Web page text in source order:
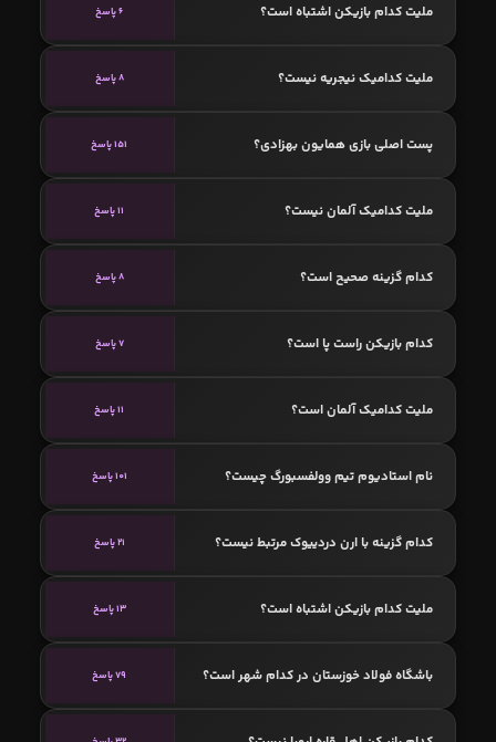
ملیت کدام بازیکن اشتباه است؟ 6 پاسخ
ملیت کدامیک نیجریه نیست؟ 8 پاسخ
پست اصلی بازی همایون بهزادی؟ 151 پاسخ
ملیت کدامیک آلمان نیست؟ 11 پاسخ
کدام گزینه صحیح است؟ 8 پاسخ
کدام بازیکن راست پا است؟ 7 پاسخ
ملیت کدامیک آلمان است؟ 11 پاسخ
نام استادیوم تیم وولفسبورگ چیست؟ 101 پاسخ
کدام گزینه با ارن دردییوک مرتبط نیست؟ 21 پاسخ
ملیت کدام بازیکن اشتباه است؟ 13 پاسخ
باشگاه فولاد خوزستان در کدام شهر است؟ 79 پاسخ